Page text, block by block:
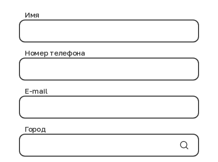
Имя
Номер телефона
E-mail
Город